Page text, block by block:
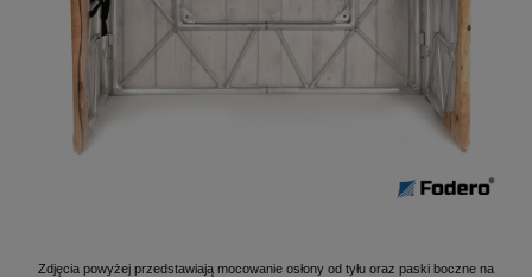
Zdjęcia powyżej przedstawiają mocowanie osłony od tyłu oraz paski boczne na